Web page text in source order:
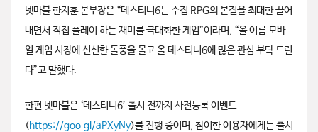
넷마블 한지훈 본부장은 “데스티니6는 수집 RPG의 본질을 최대한 끌어
내면서 직접 플레이 하는 재미를 극대화한 게임”이라며, “올 여름 모바
일 게임 시장에 신선한 돌풍을 몰고 올 데스티니6에 많은 관심 부탁 드린
다”고 말했다.
한편 넷마블은 ‘데스티니6’ 출시 전까지 사전등록 이벤트
(https://goo.gl/aPXyNy)를 진행 중이며, 참여한 이용자에게는 출시